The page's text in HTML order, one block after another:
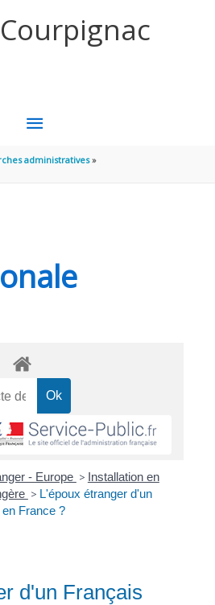
MENU
PRINCIPAL
administratives
- Europe > Installation en
> L'époux étranger d'un
France ?
d'un Français